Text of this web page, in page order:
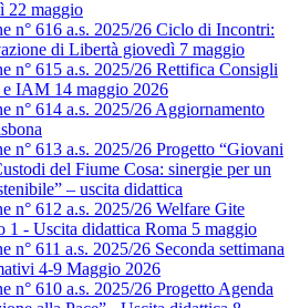
22 maggio
n° 616 a.s. 2025/26 Ciclo di Incontri:
di Libertà giovedì 7 maggio
n° 615 a.s. 2025/26 Rettifica Consigli
IAM 14 maggio 2026
n° 614 a.s. 2025/26 Aggiornamento
n° 613 a.s. 2025/26 Progetto “Giovani
del Fiume Cosa: sinergie per un
– uscita didattica
n° 612 a.s. 2025/26 Welfare Gite
1 - Uscita didattica Roma 5 maggio
n° 611 a.s. 2025/26 Seconda settimana
4-9 Maggio 2026
n° 610 a.s. 2025/26 Progetto Agenda